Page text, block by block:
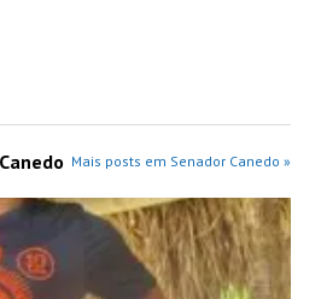
Mais posts em Senador Canedo »